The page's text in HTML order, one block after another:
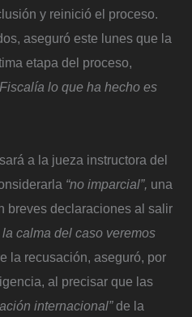
y reinició el proceso.
aseguró este lunes que la
etapa del proceso,
Fiscalía lo que ha hecho es
a la jueza instructora del
“no imparcial”, una
breves declaraciones al salir
la calma del caso veremos
la recusación, aseguró, por
al precisar que las
internacional”de la